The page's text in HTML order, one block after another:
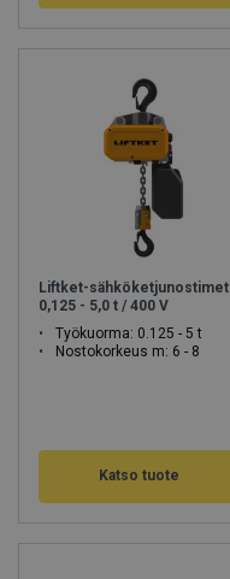
Liftket-sähköketjunostimet
0,125 - 5,0 t / 400 V
Työkuorma: 0.125 - 5 t
Nostokorkeus m: 6 - 8
Katso tuote